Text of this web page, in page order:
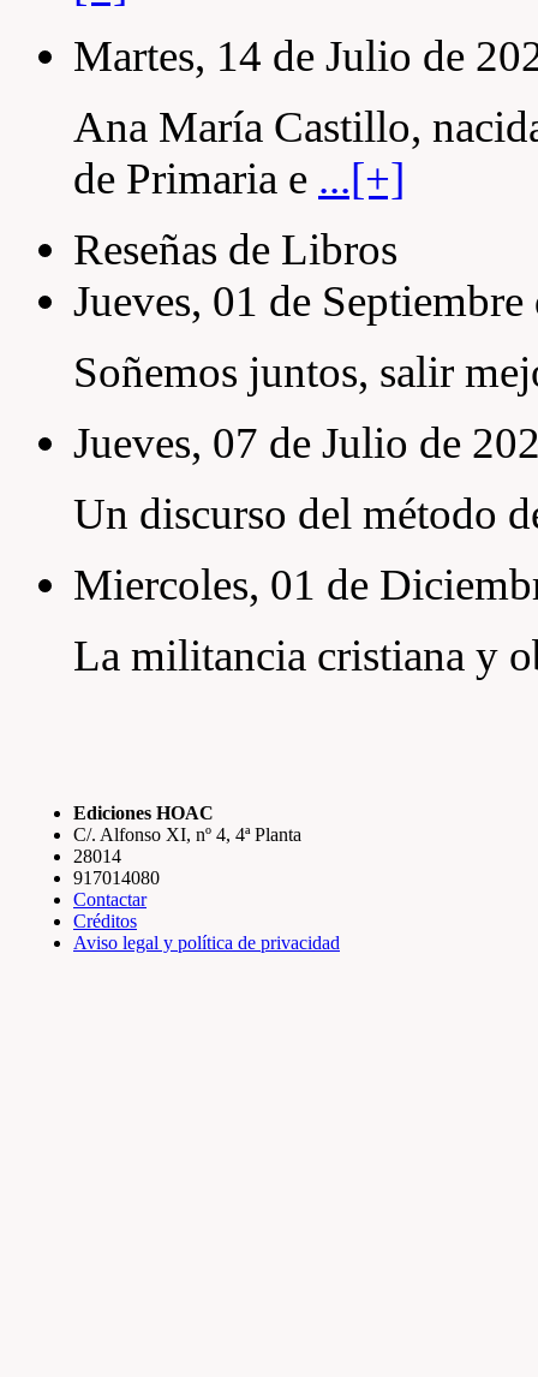
Martes, 14 de Julio de
Ana Marí­a Castillo,
de Primaria e ...[+]
Reseñas de Libros
Jueves, 01 de
Soñemos juntos, salir
Jueves, 07 de Julio de
Un discurso del método
Miercoles, 01 de
La militancia cristiana y
Ediciones HOAC
C/. Alfonso XI, nº 4, 4ª Planta
28014
917014080
Contactar
Créditos
Aviso legal y política de privacidad